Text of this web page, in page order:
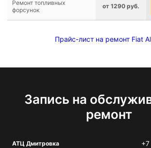
Ремонт топливных
форсунок
от 1290 руб.
Прайс-лист на ремонт Fiat
Запись на
ремонт
АТЦ Дмитровка